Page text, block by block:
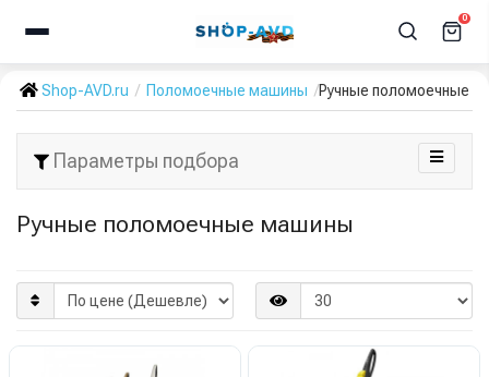
0
Shop-AVD.ru Поломоечные машины Ручные поломоечные
Параметры подбора
Ручные поломоечные машины